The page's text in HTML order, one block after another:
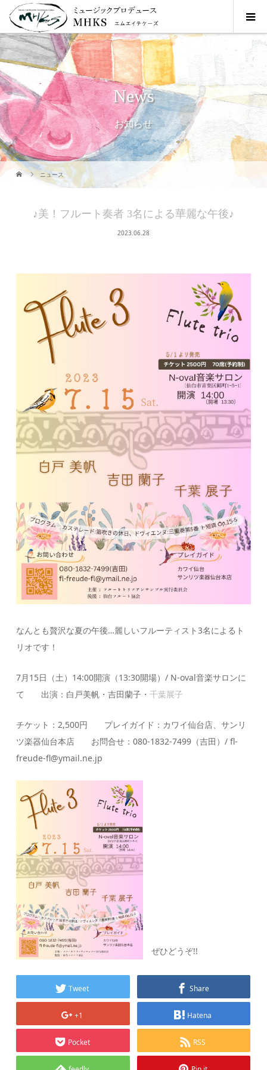
News
お知らせ
ニュース
♪美！フルート奏者 3名による華麗な午後♪
2023.06.28
なんとも贅沢な夏の午後…麗しいフルーティスト3名によるト
リオです！
7月15日（土）14:00開演（13:30開場）/ N-oval音楽サロンに
て 出演：白戸美帆・吉田蘭子・千葉展子
チケット：2,500円 プレイガイド：カワイ仙台店、サンリ
ツ楽器仙台本店 お問合せ：080-1832-7499（吉田）/ fl-
freude-fl@ymail.ne.jp
ぜひどうぞ!!
Tweet Share
+1 Hatena
Pocket RSS